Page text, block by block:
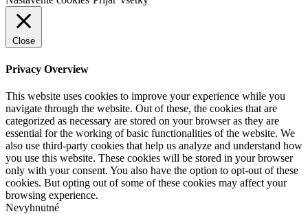
Close
Privacy Overview
This website uses cookies to improve your experience while you
navigate through the website. Out of these, the cookies that are
categorized as necessary are stored on your browser as they are
essential for the working of basic functionalities of the website. We
also use third-party cookies that help us analyze and understand how
you use this website. These cookies will be stored in your browser
only with your consent. You also have the option to opt-out of these
cookies. But opting out of some of these cookies may affect your
browsing experience.
Nevyhnutné